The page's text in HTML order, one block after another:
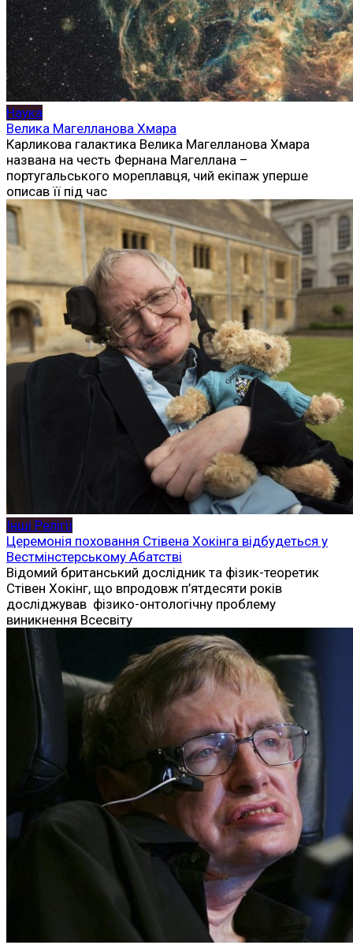
Наука
Велика Магелланова Хмара
Карликова галактика Велика Магелланова Хмара
названа на честь Фернана Магеллана –
португальського мореплавця, чий екіпаж уперше
описав її під час
Інші Релігії
Церемонія поховання Стівена Хокінга відбудеться у
Вестмінстерському Абатстві
Відомий британський дослідник та фізик-теоретик
Стівен Хокінг, що впродовж п’ятдесяти років
досліджував фізико-онтологічну проблему
виникнення Всесвіту